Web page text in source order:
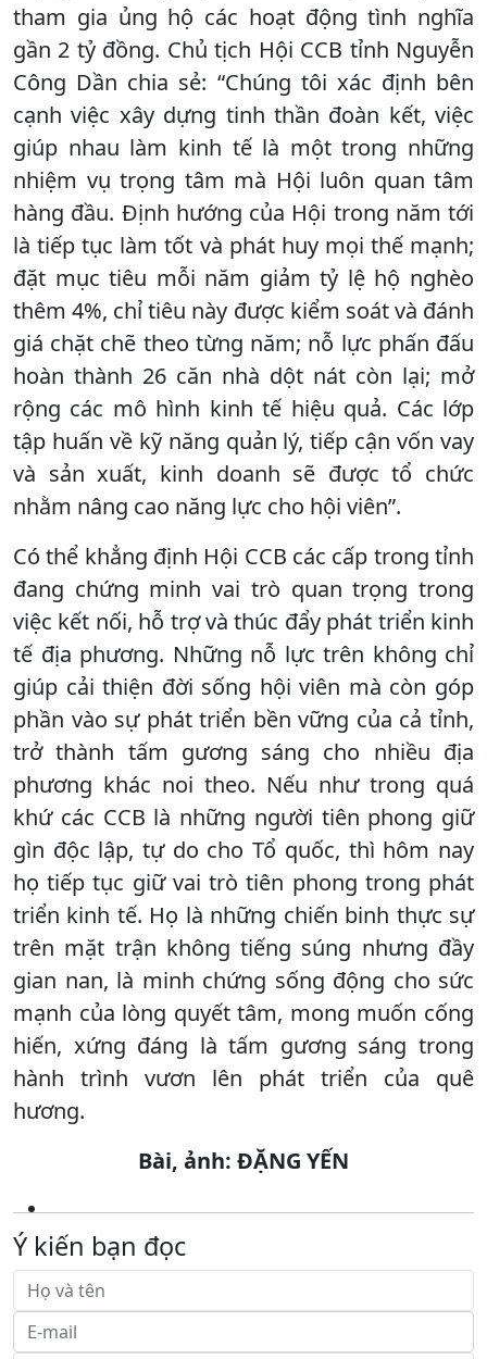
tham gia ủng hộ các hoạt động tình nghĩa
gần 2 tỷ đồng. Chủ tịch Hội CCB tỉnh Nguyễn
Công Dần chia sẻ: “Chúng tôi xác định bên
cạnh việc xây dựng tinh thần đoàn kết, việc
giúp nhau làm kinh tế là một trong những
nhiệm vụ trọng tâm mà Hội luôn quan tâm
hàng đầu. Định hướng của Hội trong năm tới
là tiếp tục làm tốt và phát huy mọi thế mạnh;
đặt mục tiêu mỗi năm giảm tỷ lệ hộ nghèo
thêm 4%, chỉ tiêu này được kiểm soát và đánh
giá chặt chẽ theo từng năm; nỗ lực phấn đấu
hoàn thành 26 căn nhà dột nát còn lại; mở
rộng các mô hình kinh tế hiệu quả. Các lớp
tập huấn về kỹ năng quản lý, tiếp cận vốn vay
và sản xuất, kinh doanh sẽ được tổ chức
nhằm nâng cao năng lực cho hội viên”.
Có thể khẳng định Hội CCB các cấp trong tỉnh
đang chứng minh vai trò quan trọng trong
việc kết nối, hỗ trợ và thúc đẩy phát triển kinh
tế địa phương. Những nỗ lực trên không chỉ
giúp cải thiện đời sống hội viên mà còn góp
phần vào sự phát triển bền vững của cả tỉnh,
trở thành tấm gương sáng cho nhiều địa
phương khác noi theo. Nếu như trong quá
khứ các CCB là những người tiên phong giữ
gìn độc lập, tự do cho Tổ quốc, thì hôm nay
họ tiếp tục giữ vai trò tiên phong trong phát
triển kinh tế. Họ là những chiến binh thực sự
trên mặt trận không tiếng súng nhưng đầy
gian nan, là minh chứng sống động cho sức
mạnh của lòng quyết tâm, mong muốn cống
hiến, xứng đáng là tấm gương sáng trong
hành trình vươn lên phát triển của quê
hương.
Bài, ảnh: ĐẶNG YẾN
Ý kiến bạn đọc